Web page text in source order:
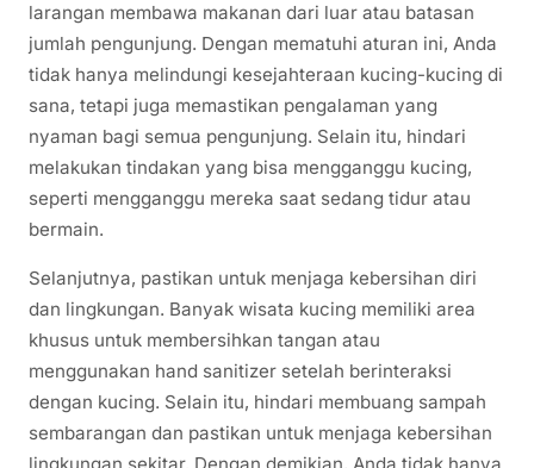
larangan membawa makanan dari luar atau batasan
jumlah pengunjung. Dengan mematuhi aturan ini, Anda
tidak hanya melindungi kesejahteraan kucing-kucing di
sana, tetapi juga memastikan pengalaman yang
nyaman bagi semua pengunjung. Selain itu, hindari
melakukan tindakan yang bisa mengganggu kucing,
seperti mengganggu mereka saat sedang tidur atau
bermain.
Selanjutnya, pastikan untuk menjaga kebersihan diri
dan lingkungan. Banyak wisata kucing memiliki area
khusus untuk membersihkan tangan atau
menggunakan hand sanitizer setelah berinteraksi
dengan kucing. Selain itu, hindari membuang sampah
sembarangan dan pastikan untuk menjaga kebersihan